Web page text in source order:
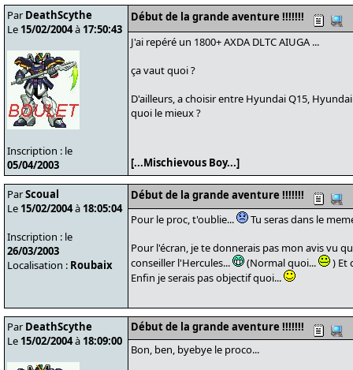
Par DeathScythe
Le 15/02/2004à 17:50:43
Inscription : le
05/04/2003
Début de la grande aventure !!!!!!!
J'ai repéré un 1800+ AXDA DLTC AIUGA ...
ça vaut quoi ?
D'ailleurs, a choisir entre Hyundai Q15,
quoi le mieux ?
[...Mischievous Boy...]
ParScoual
Le 15/02/2004à 18:05:04
Inscription : le
26/03/2003
Localisation : Roubaix
Début de la grande aventure !!!!!!!
Pour le proc, t'oublie...
Tu seras dans le
Pour l'écran, je te donnerais pas mon avis vu
conseiller l'Hercules...
(Normal quoi...
) Et
Enfin je serais pas objectif quoi...
Par DeathScythe
Le 15/02/2004à 18:09:00
Début de la grande aventure !!!!!!!
Bon, ben, byebye le proco...